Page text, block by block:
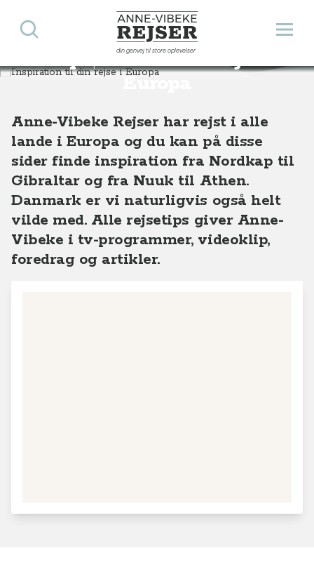
Anne-Vibeke Rejser
din genvej til store oplevelser
Åbn
Søg
Inspiration til din rejse i
Europa
Destinationer Europa
Anne-Vibeke Rejser har rejst i alle
lande i Europa og du kan på disse
sider finde inspiration fra Nordkap til
Gibraltar og fra Nuuk til Athen.
Danmark er vi naturligvis også helt
vilde med. Alle rejsetips giver Anne-
Vibeke i tv-programmer, videoklip,
foredrag og artikler.
30